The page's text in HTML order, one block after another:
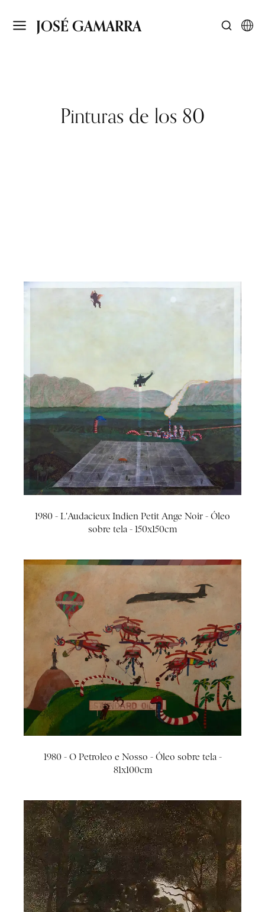
JOSÉ GAMARRA
Pinturas de los 80
1980 - L'Audacieux Indien Petit Ange Noir - Óleo
sobre tela - 150x150cm
1980 - O Petroleo e Nosso - Óleo sobre tela -
81x100cm